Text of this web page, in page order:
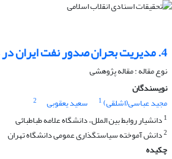
4. مدیریت بحران صدور نفت ایران در دوران جنگ تحمیلی
نوع مقاله : مقاله پژوهشی
نویسندگان
مجید عباسی(اشلقی)1 سعید یعقوبی
2
1 دانشیار روابط بین الملل، دانشگاه علامه طباطبائی
2دانش آموخته سیاستگذاری عمومی دانشگاه تهران
چکیده